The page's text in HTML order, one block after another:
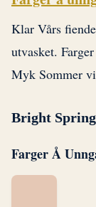
Klar Vårs
utvasket.
Myk Sommer
Bright
Farger Å